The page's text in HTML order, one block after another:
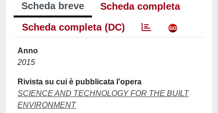
Scheda breve
Scheda completa
Scheda completa (DC)
Anno
2015
Rivista su cui è pubblicata l'opera
SCIENCE AND TECHNOLOGY FOR THE BUILT
ENVIRONMENT